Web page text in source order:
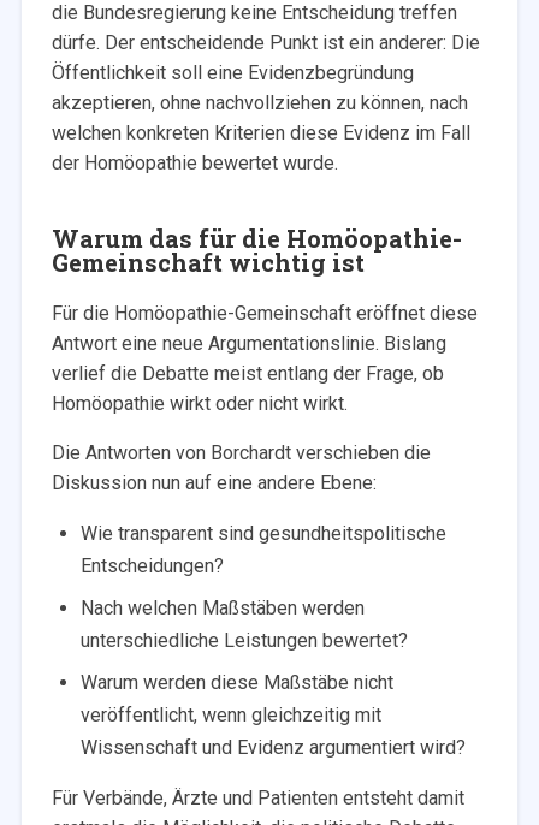
die Bundesregierung keine Entscheidung treffen
dürfe. Der entscheidende Punkt ist ein anderer: Die
Öffentlichkeit soll eine Evidenzbegründung
akzeptieren, ohne nachvollziehen zu können, nach
welchen konkreten Kriterien diese Evidenz im Fall
der Homöopathie bewertet wurde.
Warum das für die Homöopathie-
Gemeinschaft wichtig ist
Für die Homöopathie-Gemeinschaft eröffnet diese
Antwort eine neue Argumentationslinie. Bislang
verlief die Debatte meist entlang der Frage, ob
Homöopathie wirkt oder nicht wirkt.
Die Antworten von Borchardt verschieben die
Diskussion nun auf eine andere Ebene:
Wie transparent sind gesundheitspolitische
Entscheidungen?
Nach welchen Maßstäben werden
unterschiedliche Leistungen bewertet?
Warum werden diese Maßstäbe nicht
veröffentlicht, wenn gleichzeitig mit
Wissenschaft und Evidenz argumentiert wird?
Für Verbände, Ärzte und Patienten entsteht damit